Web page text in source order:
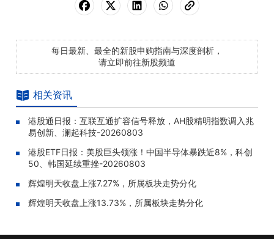
每日最新、最全的新股申购指南与深度剖析，
请立即前往新股频道
相关资讯
港股通日报：互联互通扩容信号释放，AH股精明指数调入兆
易创新、澜起科技-20260803
港股ETF日报：美股巨头领涨！中国半导体暴跌近8%，科创
50、韩国延续重挫-20260803
辉煌明天收盘上涨7.27%，所属板块走势分化
辉煌明天收盘上涨13.73%，所属板块走势分化